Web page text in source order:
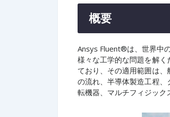
概要
Ansys Fluent®は、世界中
様々な工学的な問題を解
ており、その適用範囲は
の流れ、半導体製造工程
転機器、マルチフィジック